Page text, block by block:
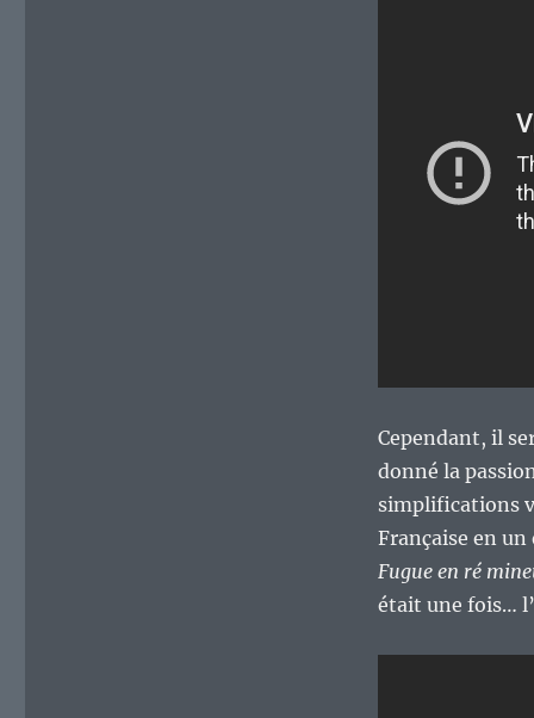
Cependant, il
donné la
simplifications
Française en
Fugue en ré
était une fois…